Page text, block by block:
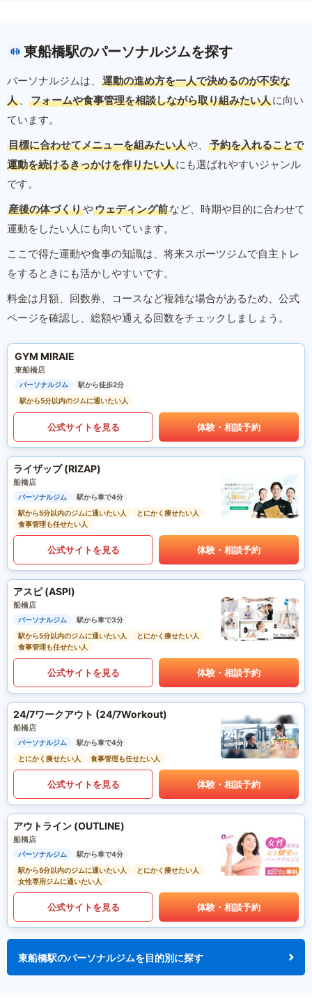
東船橋駅のパーソナルジムを探す
パーソナルジムは、
運動の進め方を一人で決めるのが不安な
人 、 フォームや食事管理を相談しながら取り組みたい人に向い
ています。
目標に合わせてメニューを組みたい人や、
予約を入れることで
運動を続けるきっかけを作りたい人にも選ばれやすいジャンル
です。
産後の体づくりやウェディング前など、時期や目的に合わせて
運動をしたい人にも向いています。
ここで得た運動や食事の知識は、将来スポーツジムで自主トレ
をするときにも活かしやすいです。
料金は月額、回数券、コースなど複雑な場合があるため、公式
ページを確認し、総額や通える回数をチェックしましょう。
GYM MIRAIE
東船橋店
パーソナルジム
駅から徒歩2分
駅から5分以内のジムに通いたい人
公式サイトを見る 体験・相談予約
ライザップ (RIZAP)
船橋店
パーソナルジム
駅から車で4分
駅から5分以内のジムに通いたい人
とにかく痩せたい人
食事管理も任せたい人
公式サイトを見る 体験・相談予約
アスピ (ASPI)
船橋店
パーソナルジム
駅から車で3分
駅から5分以内のジムに通いたい人
とにかく痩せたい人
食事管理も任せたい人
公式サイトを見る 体験・相談予約
24/7ワークアウト (24/7Workout)
船橋店
パーソナルジム
駅から車で4分
とにかく痩せたい人
食事管理も任せたい人
公式サイトを見る 体験・相談予約
アウトライン (OUTLINE)
船橋店
パーソナルジム
駅から車で4分
駅から5分以内のジムに通いたい人
とにかく痩せたい人
女性専用ジムに通いたい人
公式サイトを見る 体験・相談予約
東船橋駅のパーソナルジムを目的別に探す